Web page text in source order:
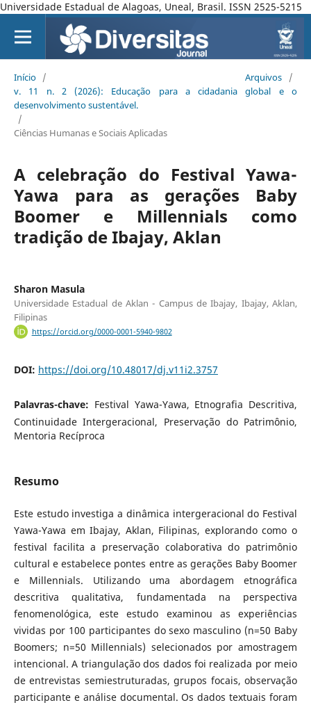
Universidade Estadual de Alagoas, Uneal, Brasil. ISSN 2525-5215
Início / Arquivos
/
v. 11 n. 2 (2026): Educação para a cidadania global e o
desenvolvimento sustentável.
/
Ciências Humanas e Sociais Aplicadas
A celebração do Festival Yawa-
Yawa para as gerações Baby
Boomer e Millennials como
tradição de Ibajay, Aklan
Sharon Masula
Universidade Estadual de Aklan - Campus de Ibajay, Ibajay, Aklan,
Filipinas
https://orcid.org/0000-0001-5940-9802
DOI: https://doi.org/10.48017/dj.v11i2.3757
Palavras-chave: Festival Yawa-Yawa, Etnografia Descritiva,
Continuidade Intergeracional, Preservação do Patrimônio,
Mentoria Recíproca
Resumo
Este estudo investiga a dinâmica intergeracional do Festival
Yawa-Yawa em Ibajay, Aklan, Filipinas, explorando como o
festival facilita a preservação colaborativa do patrimônio
cultural e estabelece pontes entre as gerações Baby Boomer
e Millennials. Utilizando uma abordagem etnográfica
descritiva qualitativa, fundamentada na perspectiva
fenomenológica, este estudo examinou as experiências
vividas por 100 participantes do sexo masculino (n=50 Baby
Boomers; n=50 Millennials) selecionados por amostragem
intencional. A triangulação dos dados foi realizada por meio
de entrevistas semiestruturadas, grupos focais, observação
participante e análise documental. Os dados textuais foram